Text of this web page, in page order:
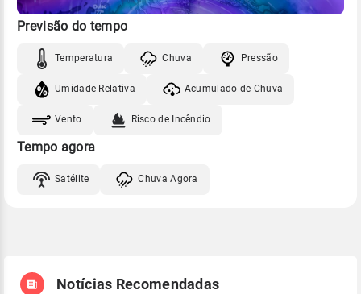
Previsão do tempo
Temperatura Chuva Pressão
Umidade Relativa Acumulado de Chuva
Vento Risco de Incêndio
Tempo agora
Satélite Chuva Agora
Notícias Recomendadas